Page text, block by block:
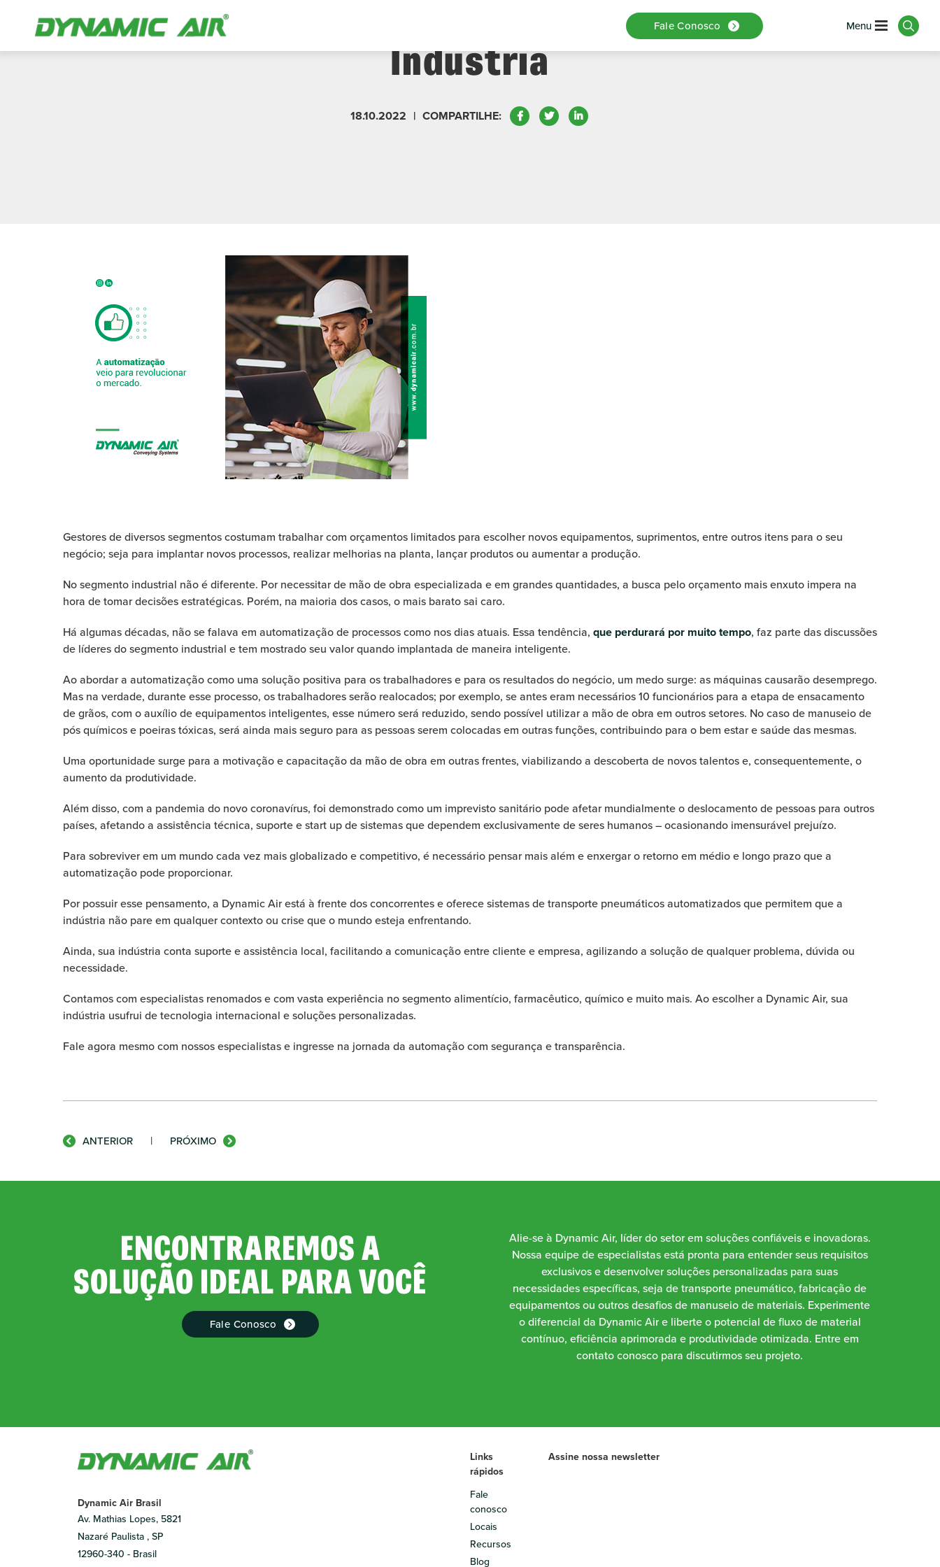
Fale Conosco
A Importância Da Automatização Para A
Indústria
18.10.2022 | COMPARTILHE: Facebook
TwitterLinkedIn
Gestores de diversos segmentos costumam trabalhar com orçamentos limitados para escolher novos equipamentos, suprimentos, entre outros itens para o seu
negócio; seja para implantar novos processos, realizar melhorias na planta, lançar produtos ou aumentar a produção.
No segmento industrial não é diferente. Por necessitar de mão de obra especializada e em grandes quantidades, a busca pelo orçamento mais enxuto impera na
hora de tomar decisões estratégicas. Porém, na maioria dos casos, o mais barato sai caro.
Há algumas décadas, não se falava em automatização de processos como nos dias atuais. Essa tendência, que perdurará por muito tempo, faz parte das discussões
de líderes do segmento industrial e tem mostrado seu valor quando implantada de maneira inteligente.
Ao abordar a automatização como uma solução positiva para os trabalhadores e para os resultados do negócio, um medo surge: as máquinas causarão desemprego.
Mas na verdade, durante esse processo, os trabalhadores serão realocados; por exemplo, se antes eram necessários 10 funcionários para a etapa de ensacamento
de grãos, com o auxílio de equipamentos inteligentes, esse número será reduzido, sendo possível utilizar a mão de obra em outros setores. No caso de manuseio de
pós químicos e poeiras tóxicas, será ainda mais seguro para as pessoas serem colocadas em outras funções, contribuindo para o bem estar e saúde das mesmas.
Uma oportunidade surge para a motivação e capacitação da mão de obra em outras frentes, viabilizando a descoberta de novos talentos e, consequentemente, o
aumento da produtividade.
Além disso, com a pandemia do novo coronavírus, foi demonstrado como um imprevisto sanitário pode afetar mundialmente o deslocamento de pessoas para outros
países, afetando a assistência técnica, suporte e start up de sistemas que dependem exclusivamente de seres humanos – ocasionando imensurável prejuízo.
Para sobreviver em um mundo cada vez mais globalizado e competitivo, é necessário pensar mais além e enxergar o retorno em médio e longo prazo que a
automatização pode proporcionar.
Por possuir esse pensamento, a Dynamic Airestá à frente dos concorrentes e oferece sistemas de transporte pneumáticos automatizados que permitem que a
indústria não pare em qualquer contexto ou crise que o mundo esteja enfrentando.
Ainda, sua indústria conta suporte e assistência local, facilitando a comunicação entre cliente e empresa, agilizando a solução de qualquer problema, dúvida ou
necessidade.
Contamos com especialistas renomados e com vasta experiência no segmento alimentício, farmacêutico, químico e muito mais. Ao escolher a Dynamic Air, sua
indústria usufrui de tecnologia internacional e soluções personalizadas.
Fale agora mesmo com nossos especialistas e ingresse na jornada da automação com segurança e transparência.
ANTERIOR | PRÓXIMO
ENCONTRAREMOS A
SOLUÇÃO IDEAL PARA VOCÊ
Fale Conosco
Alie-se à Dynamic Air, líder do setor em soluções confiáveis e inovadoras.
Nossa equipe de especialistas está pronta para entender seus requisitos
exclusivos e desenvolver soluções personalizadas para suas
necessidades específicas, seja de transporte pneumático, fabricação de
equipamentos ou outros desafios de manuseio de materiais. Experimente
o diferencial da Dynamic Air e liberte o potencial de fluxo de material
contínuo, eficiência aprimorada e produtividade otimizada. Entre em
contato conosco para discutirmos seu projeto.
Dynamic Air Brasil
Av. Mathias Lopes, 5821
Nazaré Paulista , SP
12960-340 - Brasil
Links
rápidos
Fale
conosco
Locais
Recursos
Blog
Assine nossa newsletter